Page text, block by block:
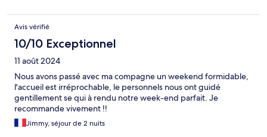
Avis vérifié
10/10 Exceptionnel
11 août 2024
Nous avons passé avec ma compagne un weekend formidable,
l'accueil est irréprochable, le personnels nous ont guidé
gentillement se qui à rendu notre week-end parfait. Je
recommande vivement !!
Jimmy, séjour de 2 nuits